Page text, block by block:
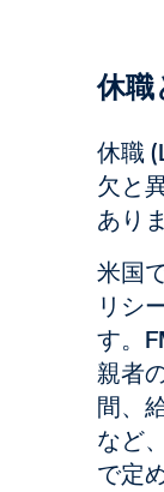
休職
休職
欠と
あり
米国
リシ
す。
親者
間、
など
で定